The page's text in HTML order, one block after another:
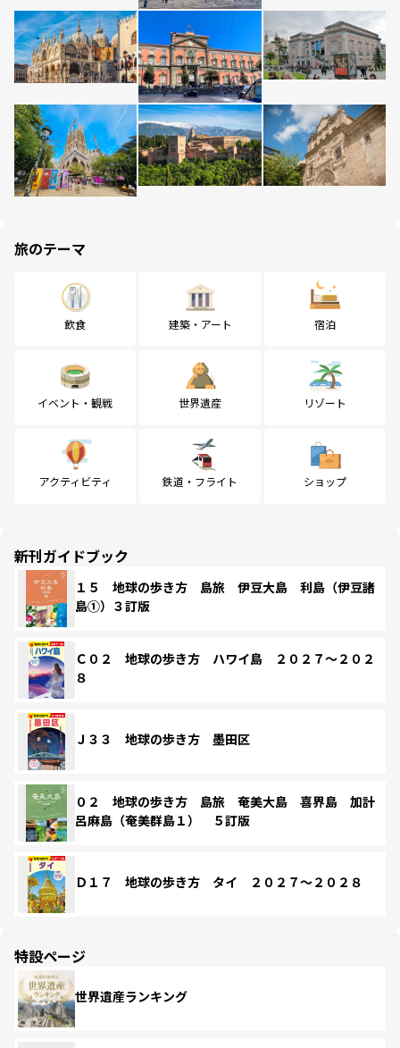
旅のテーマ
飲食 建築・アート 宿泊
イベント・観戦 世界遺産 リゾート
アクティビティ 鉄道・フライト ショップ
新刊ガイドブック
１５ 地球の歩き方 島旅 伊豆大島 利島（伊豆諸
島①）３訂版
Ｃ０２ 地球の歩き方 ハワイ島 ２０２７～２０２
８
Ｊ３３ 地球の歩き方 墨田区
０２ 地球の歩き方 島旅 奄美大島 喜界島 加計
呂麻島（奄美群島１） ５訂版
Ｄ１７ 地球の歩き方 タイ ２０２７～２０２８
特設ページ
世界遺産ランキング